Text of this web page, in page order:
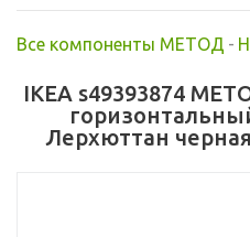
Все компоненты МЕТОД -
IKEA s49393874
Лерхюттан